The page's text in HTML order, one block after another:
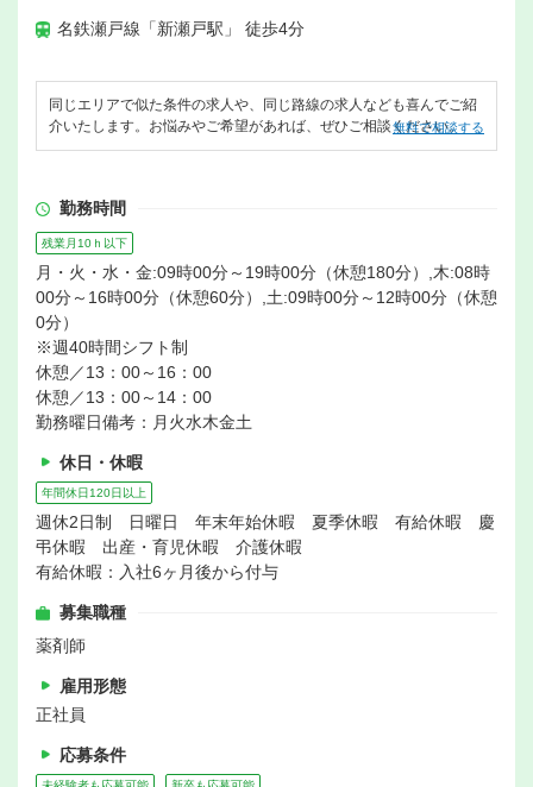
名鉄瀬戸線「新瀬戸駅」 徒歩4分
同じエリアで似た条件の求人や、同じ路線の求人なども喜んでご紹
介いたします。お悩みやご希望があれば、ぜひご相談ください。
無料で相談する
勤務時間
残業月10ｈ以下
月・火・水・金:09時00分～19時00分（休憩180分）,木:08時
00分～16時00分（休憩60分）,土:09時00分～12時00分（休憩
0分）
※週40時間シフト制
休憩／13：00～16：00
休憩／13：00～14：00
勤務曜日備考：月火水木金土
休日・休暇
年間休日120日以上
週休2日制 日曜日 年末年始休暇 夏季休暇 有給休暇 慶
弔休暇 出産・育児休暇 介護休暇
有給休暇：入社6ヶ月後から付与
募集職種
薬剤師
雇用形態
正社員
応募条件